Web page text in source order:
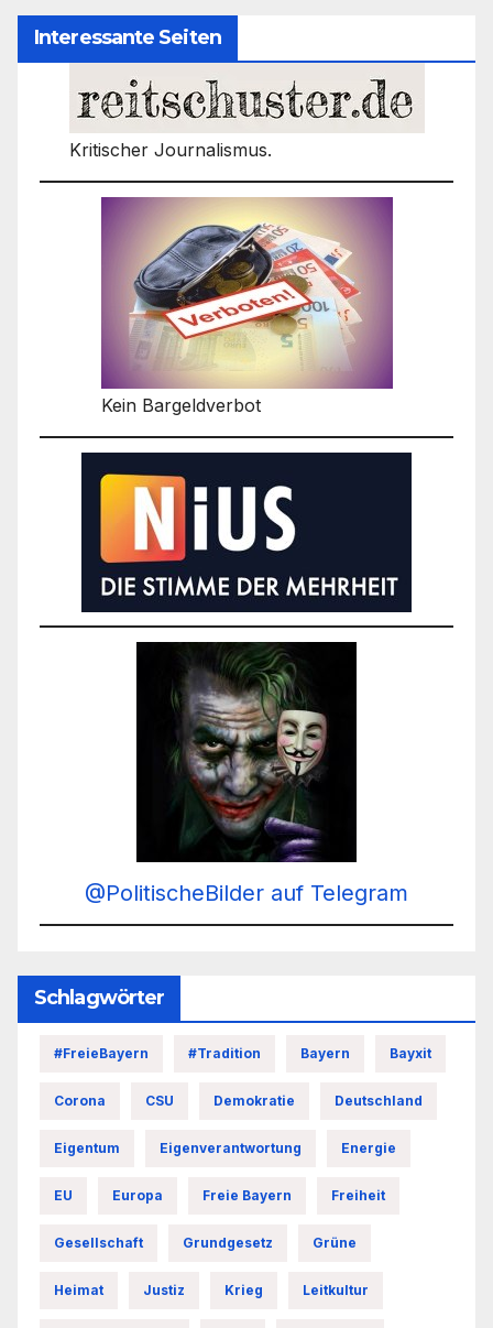
Interessante Seiten
Kritischer Journalismus.
Kein Bargeldverbot
@PolitischeBilder auf Telegram
Schlagwörter
#FreieBayern #Tradition Bayern Bayxit
Corona CSU Demokratie Deutschland
Eigentum Eigenverantwortung Energie
EU Europa Freie Bayern Freiheit
Gesellschaft Grundgesetz Grüne
Heimat Justiz Krieg Leitkultur